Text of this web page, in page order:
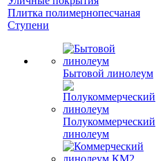
Плитка полимернопесчаная
Ступени
Бытовой линолеум
Полукоммерческий
линолеум